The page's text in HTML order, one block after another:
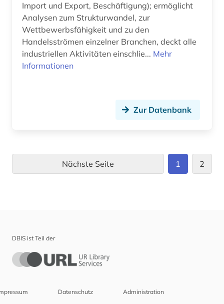
Import und Export, Beschäftigung); ermöglicht
Analysen zum Strukturwandel, zur
Wettbewerbsfähigkeit und zu den
Handelsströmen einzelner Branchen, deckt alle
industriellen Aktivitäten einschlie... Mehr
Informationen
Zur Datenbank
Nächste Seite 1 2
DBIS ist Teil der
Datenschutz Administration